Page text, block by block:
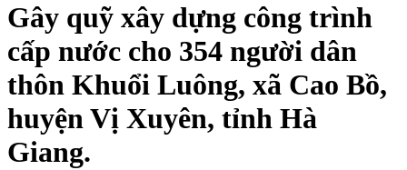
Gây quỹ xây dựng công trình
cấp nước cho 354 người dân
thôn Khuổi Luông, xã Cao Bồ,
huyện Vị Xuyên, tỉnh Hà
Giang.